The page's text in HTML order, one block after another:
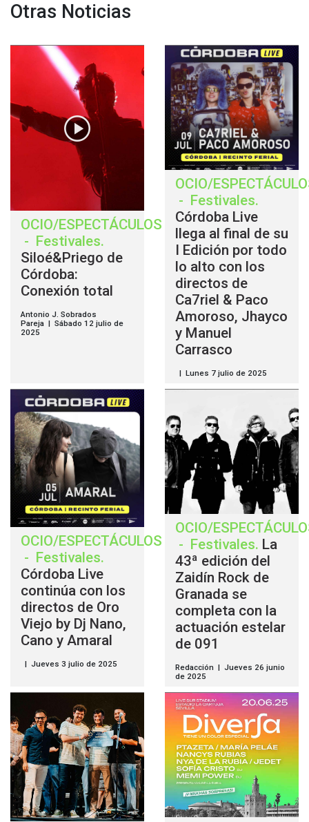
Otras Noticias
OCIO/ESPECTÁCULOS
- Festivales.
Siloé&Priego de
Córdoba:
Conexión total
Antonio J. Sobrados
Pareja | Sábado 12 julio de
2025
OCIO/
- Festivales.
Córdoba Live
llega al final de su
I Edición por todo
lo alto con los
directos de
Ca7riel & Paco
Amoroso, Jhayco
y Manuel
Carrasco
| Lunes 7 julio de 2025
OCIO/ESPECTÁCULOS
- Festivales.
Córdoba Live
continúa con los
directos de Oro
Viejo by Dj Nano,
Cano y Amaral
| Jueves 3 julio de 2025
OCIO/
- Festivales. La
43ª edición del
Zaidín Rock de
Granada se
completa con la
actuación estelar
de 091
Redacción | Jueves 26 junio
de 2025